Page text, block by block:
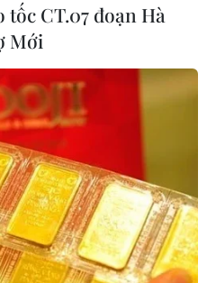
dây khai thác cát trái
2/2022 đến ngày 6/5/2022,
điều hành đường dây khai thác
(huyện Cần Giờ) với 9 tàu hút.
CT.07 đoạn Hà
Mới